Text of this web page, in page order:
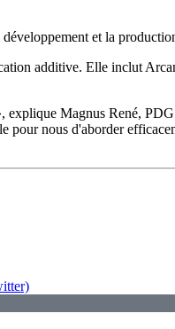
et la
additive. Elle inclut
Magnus René,
nous d'aborder